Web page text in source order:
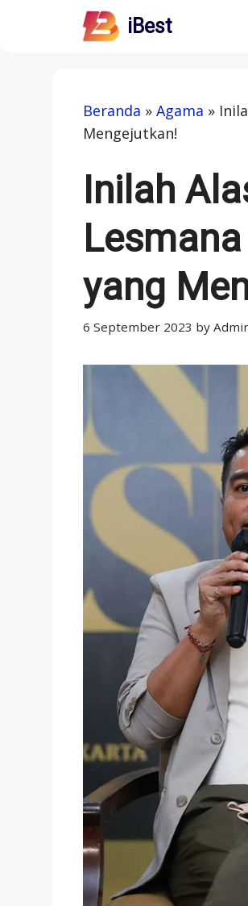
iBest
Beranda » Agama »
Mengejutkan!
Inilah
yang
6 September 2023 by